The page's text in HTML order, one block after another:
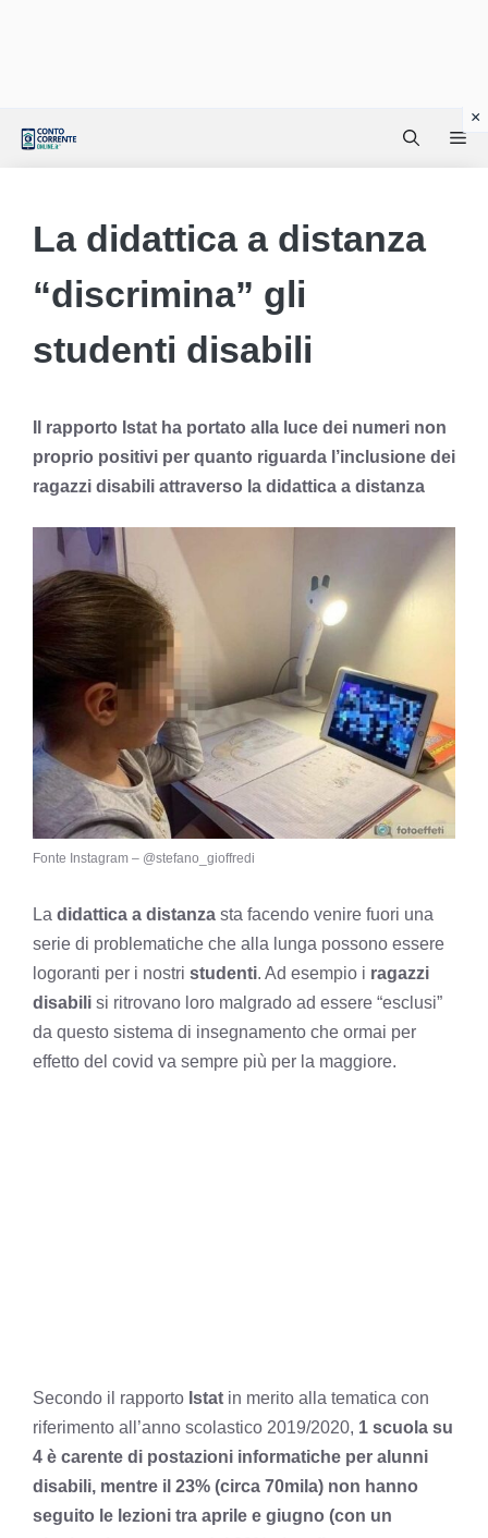
La didattica a distanza
“discrimina” gli
studenti disabili
Il rapporto Istat ha portato alla luce dei numeri non
proprio positivi per quanto riguarda l’inclusione dei
ragazzi disabili attraverso la didattica a distanza
Fonte Instagram – @stefano_gioffredi
La didattica a distanza sta facendo venire fuori una
serie di problematiche che alla lunga possono essere
logoranti per i nostri studenti. Ad esempio i ragazzi
disabili si ritrovano loro malgrado ad essere “esclusi”
da questo sistema di insegnamento che ormai per
effetto del covid va sempre più per la maggiore.
Secondo il rapporto Istat in merito alla tematica con
riferimento all’anno scolastico 2019/2020, 1 scuola su
4 è carente di postazioni informatiche per alunni
disabili, mentre il 23% (circa 70mila) non hanno
seguito le lezioni tra aprile e giugno (con un